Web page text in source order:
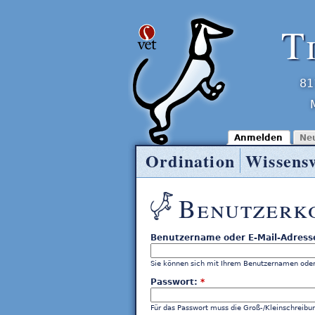
Anmelden
Benutzername oder E-Mail-
Sie können sich mit Ihrem Benutzernamen
Passwort: *
Für das Passwort muss die Groß-/
Tierarzt Entner
Ordination